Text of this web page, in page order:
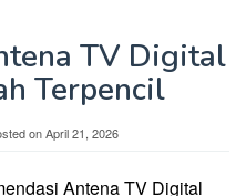
TV Digital
Terpencil
onApril 21, 2026
Antena TV Digital